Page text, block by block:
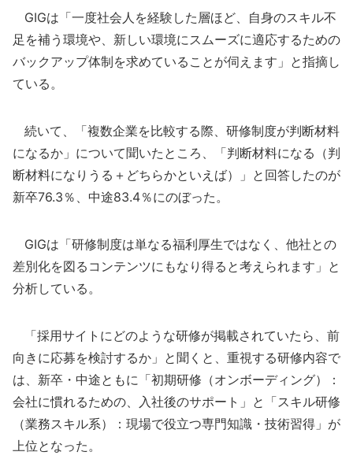
GIGは「一度社会人を経験した層ほど、自身のスキル不
足を補う環境や、新しい環境にスムーズに適応するための
バックアップ体制を求めていることが伺えます」と指摘し
ている。
続いて、「複数企業を比較する際、研修制度が判断材料
になるか」について聞いたところ、「判断材料になる（判
断材料になりうる＋どちらかといえば）」と回答したのが
新卒76.3％、中途83.4％にのぼった。
GIGは「研修制度は単なる福利厚生ではなく、他社との
差別化を図るコンテンツにもなり得ると考えられます」と
分析している。
「採用サイトにどのような研修が掲載されていたら、前
向きに応募を検討するか」と聞くと、重視する研修内容で
は、新卒・中途ともに「初期研修（オンボーディング）：
会社に慣れるための、入社後のサポート」と「スキル研修
（業務スキル系）：現場で役立つ専門知識・技術習得」が
上位となった。